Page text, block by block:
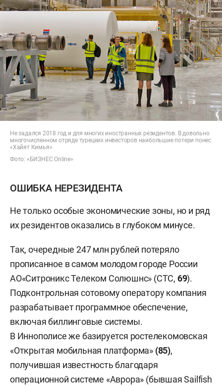
Не задался 2018 год и для многих иностранных резидентов. В довольно
многочисленном отряде турецких инвесторов наибольшие потери понес
«Хайят Кимья»
Фото: «БИЗНЕС Online»
ОШИБКА НЕРЕЗИДЕНТА
Не только особые экономические зоны, но и ряд
их резидентов оказались в глубоком минусе.
Так, очередные 247 млн рублей потеряло
прописанное в самом молодом городе России
АО«Ситроникс Телеком Солюшнс» (СТС, 69).
Подконтрольная сотовому оператору компания
разрабатывает программное обеспечение,
включая биллинговые системы.
В Иннополисе же базируется ростелекомовская
«Открытая мобильная платформа» (85),
получившая известность благодаря
операционной системе «Аврора» (бывшая Sailfish